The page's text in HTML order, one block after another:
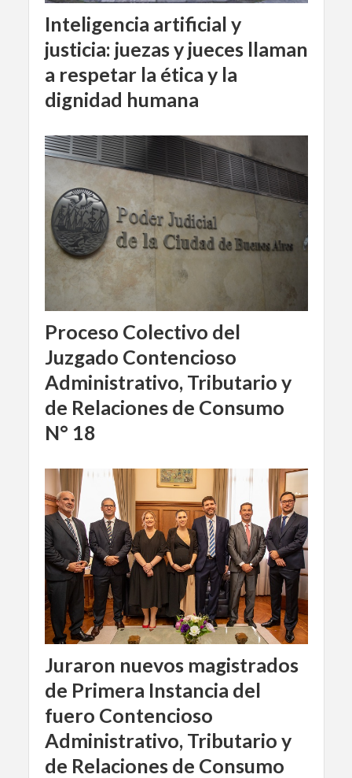
Inteligencia artificial y
justicia: juezas y jueces llaman
a respetar la ética y la
dignidad humana
Proceso Colectivo del
Juzgado Contencioso
Administrativo, Tributario y
de Relaciones de Consumo
N° 18
Juraron nuevos magistrados
de Primera Instancia del
fuero Contencioso
Administrativo, Tributario y
de Relaciones de Consumo